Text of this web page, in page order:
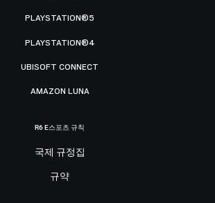
PLAYSTATION®5
PLAYSTATION®4
UBISOFT CONNECT
AMAZON LUNA
R6 E스포츠 규칙
국제 규정집
규약